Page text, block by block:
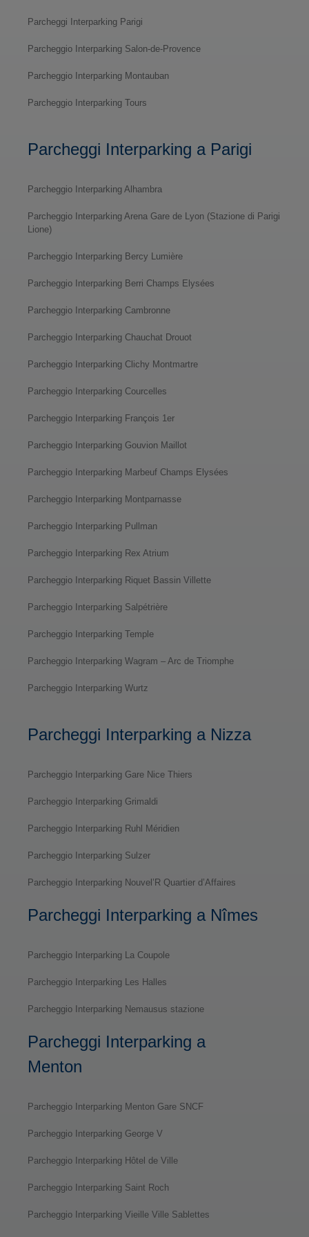
Parcheggi Interparking Parigi
Parcheggio Interparking Salon-de-Provence
Parcheggio Interparking Montauban
Parcheggio Interparking Tours
Parcheggi Interparking a Parigi
Parcheggio Interparking Alhambra
Parcheggio Interparking Arena Gare de Lyon (Stazione di Parigi
Lione)
Parcheggio Interparking Bercy Lumière
Parcheggio Interparking Berri Champs Elysées
Parcheggio Interparking Cambronne
Parcheggio Interparking Chauchat Drouot
Parcheggio Interparking Clichy Montmartre
Parcheggio Interparking Courcelles
Parcheggio Interparking François 1er
Parcheggio Interparking Gouvion Maillot
Parcheggio Interparking Marbeuf Champs Elysées
Parcheggio Interparking Montparnasse
Parcheggio Interparking Pullman
Parcheggio Interparking Rex Atrium
Parcheggio Interparking Riquet Bassin Villette
Parcheggio Interparking Salpétrière
Parcheggio Interparking Temple
Parcheggio Interparking Wagram – Arc de Triomphe
Parcheggio Interparking Wurtz
Parcheggi Interparking a Nizza
Parcheggio Interparking Gare Nice Thiers
Parcheggio Interparking Grimaldi
Parcheggio Interparking Ruhl Méridien
Parcheggio Interparking Sulzer
Parcheggio Interparking Nouvel’R Quartier d’Affaires
Parcheggi Interparking a Nîmes
Parcheggio Interparking La Coupole
Parcheggio Interparking Les Halles
Parcheggio Interparking Nemausus stazione
Parcheggi Interparking a
Menton
Parcheggio Interparking Menton Gare SNCF
Parcheggio Interparking George V
Parcheggio Interparking Hôtel de Ville
Parcheggio Interparking Saint Roch
Parcheggio Interparking Vieille Ville Sablettes